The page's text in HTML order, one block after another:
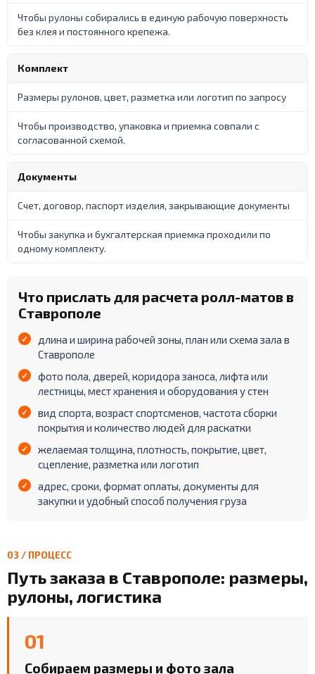
Чтобы рулоны собирались в единую рабочую поверхность
без клея и постоянного крепежа.
Комплект
Размеры рулонов, цвет, разметка или логотип по запросу
Чтобы производство, упаковка и приемка совпали с
согласованной схемой.
Документы
Счет, договор, паспорт изделия, закрывающие документы
Чтобы закупка и бухгалтерская приемка проходили по
одному комплекту.
Что прислать для расчета ролл-матов в
Ставрополе
длина и ширина рабочей зоны, план или схема зала в
Ставрополе
фото пола, дверей, коридора заноса, лифта или
лестницы, мест хранения и оборудования у стен
вид спорта, возраст спортсменов, частота сборки
покрытия и количество людей для раскатки
желаемая толщина, плотность, покрытие, цвет,
сцепление, разметка или логотип
адрес, сроки, формат оплаты, документы для
закупки и удобный способ получения груза
03 / ПРОЦЕСС
Путь заказа в Ставрополе: размеры,
рулоны, логистика
01
Собираем размеры и фото зала